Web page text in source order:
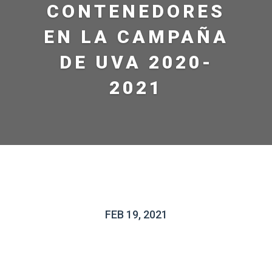
CONTENEDORES
EN LA CAMPAÑA
DE UVA 2020-
2021
FEB 19, 2021